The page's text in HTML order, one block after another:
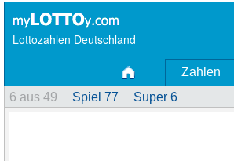
Lottozahlen Deutschland
Zahlen
6 aus 49
Spiel 77 Super 6